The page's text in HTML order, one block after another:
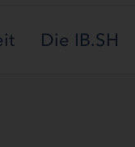
Die IB.SH